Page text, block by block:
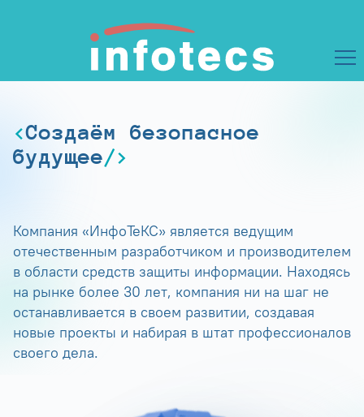
Создаём безопасное
будущее
Компания «ИнфоТеКС» является ведущим
отечественным разработчиком и производителем
в области средств защиты информации. Находясь
на рынке более 30 лет, компания ни на шаг не
останавливается в своем развитии, создавая
новые проекты и набирая в штат профессионалов
своего дела.